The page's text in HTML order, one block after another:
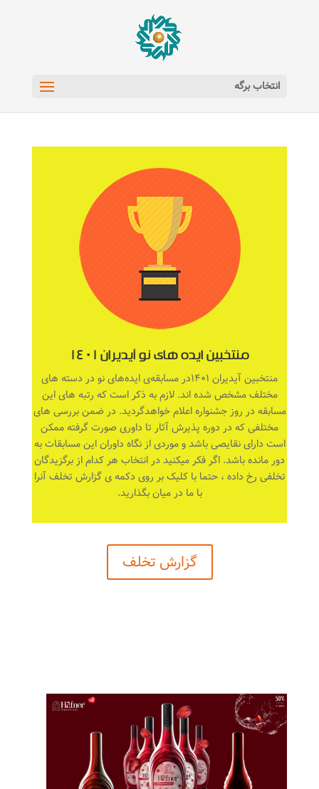
انتخاب برگه
منتخبین ایده های نو آیدیران ۱۴۰۱
منتخبین آیدیران ۱۴۰۱در مسابقه‌ی ایده‌های نو در دسته های
مختلف مشخص شده اند. لازم به ذکر است که رتبه های این
مسابقه در روز جشنواره اعلام خواهدگردید. در ضمن بررسی های
مختلفی که در دوره پذیرش آثار تا داوری صورت گرفته ممکن
است دارای نقایصی باشد و موردی از نگاه داوران این مسابقات به
دور مانده باشد. اگر فکر میکنید در انتخاب هر کدام از برگزیدگان
تخلفی رخ داده ، حتما با کلیک بر روی دکمه ی گزارش تخلف آنرا
با ما در میان بگذارید.
گزارش تخلف